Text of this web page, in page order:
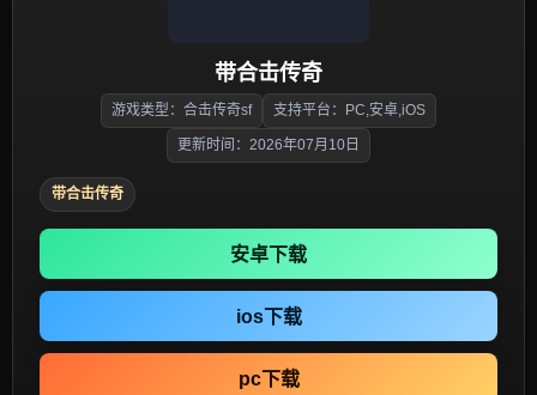
带合击传奇
游戏类型：合击传奇sf 支持平台：PC,安卓,iOS
更新时间：2026年07月10日
带合击传奇
安卓下载
ios下载
pc下载